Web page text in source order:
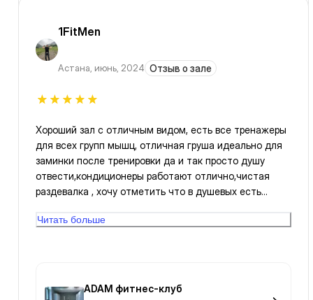
1FitMen
Астана, июнь, 2024 Отзыв о зале
Хороший зал с отличным видом, есть все тренажеры
для всех групп мышц, отличная груша идеально для
заминки после тренировки да и так просто душу
отвести,кондиционеры работают отлично,чистая
раздевалка , хочу отметить что в душевых есть
удивило.
Читать больше
ADAM фитнес-клуб